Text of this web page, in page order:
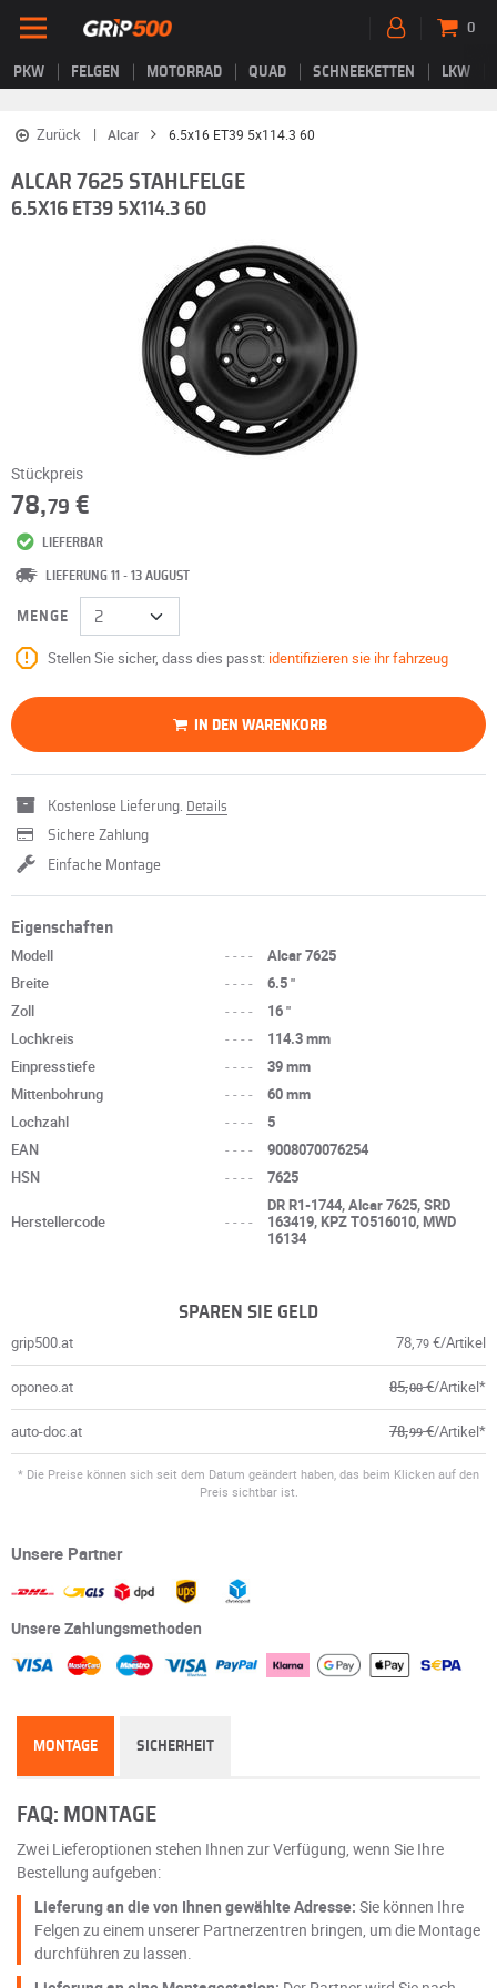
PKW FELGEN MOTORRAD QUAD SCHNEEKETTEN LKW
0
Zurück Alcar 6.5x16 ET39 5x114.3 60
ALCAR 7625 STAHLFELGE
6.5X16 ET39 5X114.3 60
Stückpreis
78,79 €
LIEFERBAR
LIEFERUNG 11 - 13 AUGUST
MENGE
Stellen Sie sicher, dass dies passt: identifizieren sie ihr fahrzeug
IN DEN WARENKORB
Kostenlose Lieferung. Details
Sichere Zahlung
Einfache Montage
Eigenschaften
Modell ----
Alcar 7625
Breite
----
6.5 "
Zoll
----
16 "
Lochkreis
----
114.3 mm
Einpresstiefe
----
39 mm
Mittenbohrung
----
60 mm
Lochzahl
----
5
EAN
----
9008070076254
HSN
---- 7625
Herstellercode ----
DR R1-1744, Alcar 7625, SRD
163419, KPZ TO516010, MWD
16134
SPAREN SIE GELD
grip500.at 78,79 €/Artikel
oponeo.at 85,00€/Artikel*
auto-doc.at 78,99€/Artikel*
* Die Preise können sich seit dem Datum geändert haben, das beim Klicken auf den
Preis sichtbar ist.
Unsere Partner
Unsere Zahlungsmethoden
MONTAGE SICHERHEIT
FAQ: MONTAGE
Zwei Lieferoptionen stehen Ihnen zur Verfügung, wenn Sie Ihre
Bestellung aufgeben:
Lieferung an die von Ihnen gewählte Adresse: Sie können Ihre
Felgen zu einem unserer Partnerzentren bringen, um die Montage
durchführen zu lassen.